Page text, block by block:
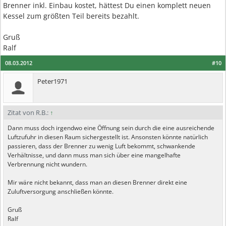
Brenner inkl. Einbau kostet, hättest Du einen komplett neuen
Kessel zum größten Teil bereits bezahlt.
Gruß
Ralf
#10
08.03.2012
Peter1971
Zitat von R.B.: ↑
Dann muss doch irgendwo eine Öffnung sein durch die eine ausreichende
Luftzufuhr in diesen Raum sichergestellt ist. Ansonsten könnte natürlich
passieren, dass der Brenner zu wenig Luft bekommt, schwankende
Verhältnisse, und dann muss man sich über eine mangelhafte
Verbrennung nicht wundern.
Mir wäre nicht bekannt, dass man an diesen Brenner direkt eine
Zuluftversorgung anschließen könnte.
Gruß
Ralf